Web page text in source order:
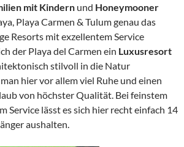
mit Kindern und Honeymooner
Playa Carmen & Tulum genau das
Resorts mit exzellentem Service
der Playa del Carmen ein Luxusresort
stilvoll in die Natur
hier vor allem viel Ruhe und einen
von höchster Qualität. Bei feinstem
Service lässt es sich hier recht einfach 14
aushalten.